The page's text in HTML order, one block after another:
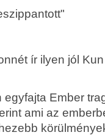
ír ilyen jól
Ember
ami az